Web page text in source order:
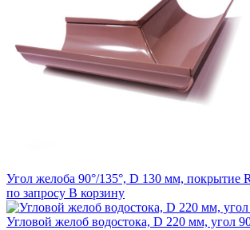
Угол желоба 90°/135°, D 130 мм, покрытие
по запросу В корзину
Угловой желоб водостока, D 220 мм, угол